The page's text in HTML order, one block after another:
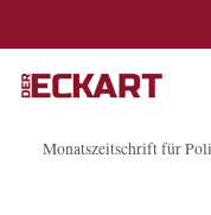
Monatszeitschrift für